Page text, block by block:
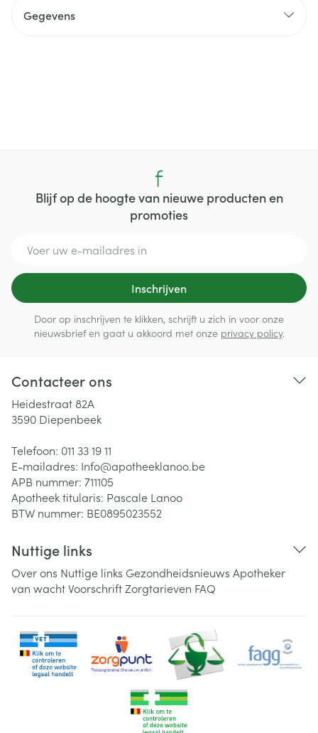
Gegevens
Blijf op de hoogte van nieuwe producten en
promoties
Inschrijven
Door op inschrijven te klikken, schrijft u zich in voor onze
nieuwsbrief en gaat u akkoord met onze privacy policy.
Contacteer ons
Heidestraat 82A
3590 Diepenbeek
Telefoon: 011 33 19 11
E-mailadres: Info@apotheeklanoo.be
APB nummer: 711105
Apotheek titularis: Pascale Lanoo
BTW nummer: BE0895023552
Nuttige links
Over ons Nuttige links Gezondheidsnieuws Apotheker
van wachtVoorschriftZorgtarieven FAQ